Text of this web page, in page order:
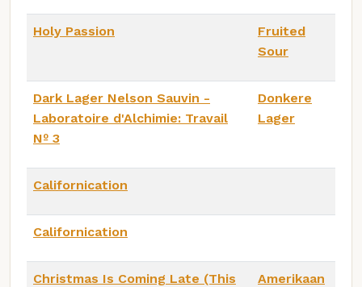
Holy Passion
Fruited
Sour
Dark Lager Nelson Sauvin -
Laboratoire d'Alchimie: Travail
Nº 3
Donkere
Lager
Californication
Californication
Christmas Is Coming Late (This
Amerikaan